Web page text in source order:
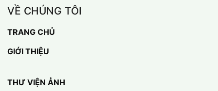
VỀ CHÚNG TÔI
TRANG CHỦ
GIỚI THIỆU
THƯ VIỆN ẢNH